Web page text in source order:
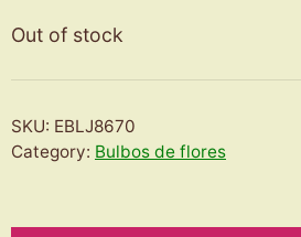
Out of stock
SKU: EBLJ8670
Category: Bulbos de flores